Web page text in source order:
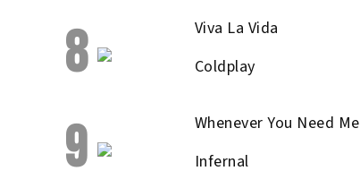
8
Viva La Vida
Coldplay
9
Whenever You Need Me
Infernal